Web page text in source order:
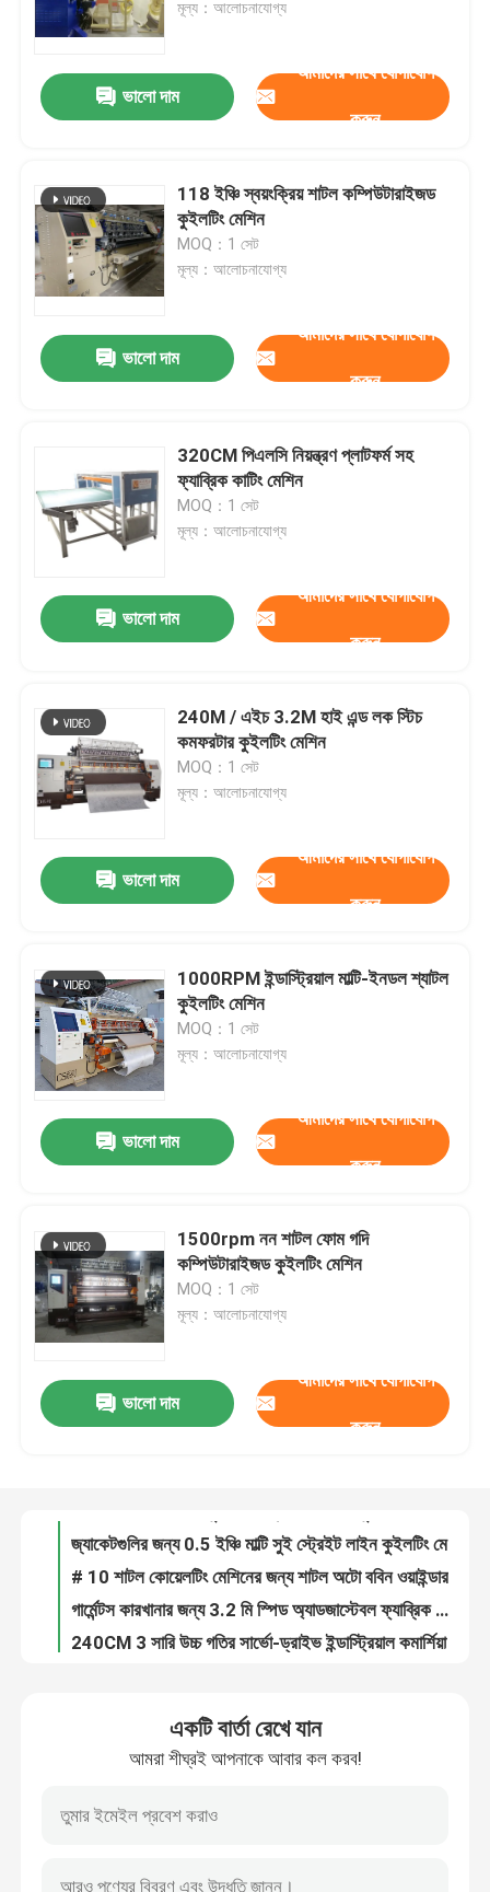
বাড়ি
পণ্য
ভিডিও
আমাদের সম্পর্কে
কারখানা পরিদর্শন
আমাদের সাথে যোগাযোগ করুন
খবর
মামলা
মূল্য：আলোচনাযোগ্য
ভালো দাম
আমাদের সাথে যোগাযোগ
করুন
118 ইঞ্চি স্বয়ংক্রিয় শাটল কম্পিউটারাইজড
কুইলটিং মেশিন
MOQ：1 সেট
মূল্য：আলোচনাযোগ্য
ভালো দাম
আমাদের সাথে যোগাযোগ
করুন
320CM পিএলসি নিয়ন্ত্রণ প্লাটফর্ম সহ
ফ্যাব্রিক কাটিং মেশিন
MOQ：1 সেট
মূল্য：আলোচনাযোগ্য
ভালো দাম
আমাদের সাথে যোগাযোগ
করুন
240M / এইচ 3.2M হাই এন্ড লক স্টিচ
কমফরটার কুইলটিং মেশিন
MOQ：1 সেট
মূল্য：আলোচনাযোগ্য
ভালো দাম
আমাদের সাথে যোগাযোগ
করুন
1000RPM ইন্ডাস্ট্রিয়াল মাল্টি-ইনডল শ্যাটল
কুইলটিং মেশিন
MOQ：1 সেট
মূল্য：আলোচনাযোগ্য
ভালো দাম
আমাদের সাথে যোগাযোগ
করুন
1500rpm নন শাটল ফোম গদি
কম্পিউটারাইজড কুইলটিং মেশিন
MOQ：1 সেট
মূল্য：আলোচনাযোগ্য
ভালো দাম
আমাদের সাথে যোগাযোগ
করুন
300m/H চেইন সেচ কম্পিউটার উচ্চ গতির Looper Quilting মেশিন জন্য গদি
গার্মেন্টস কারখানার জন্য 3.2 মি স্পিড অ্যাডজাস্টেবল ফ্যাব্রিক রোলার মেশিন
240CM 3 সারি উচ্চ গতির সার্ভো-ড্রাইভ ইন্ডাস্ট্রিয়াল কমার্শিয়াল কুইলটিং মেশিন
একটি বার্তা রেখে যান
আমরা শীঘ্রই আপনাকে আবার কল করব!